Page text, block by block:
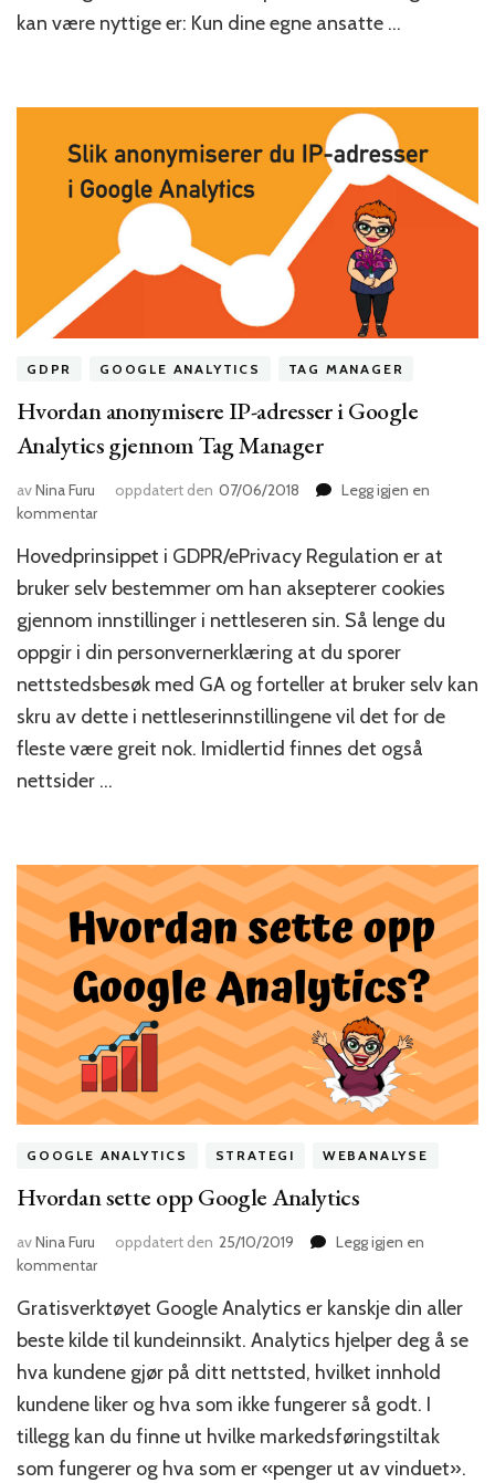
kan være nyttige er: Kun dine egne ansatte …
GDPR GOOGLE ANALYTICS TAG MANAGER
Hvordan anonymisere IP-adresser i Google
Analytics gjennom Tag Manager
avNina Furu oppdatert den 07/06/2018
Legg igjen en
kommentartil
anonymisere
IP-
i
Google
Analytics
gjennom
Tag
Manager
Hovedprinsippet i GDPR/ePrivacy Regulation er at
bruker selv bestemmer om han aksepterer cookies
gjennom innstillinger i nettleseren sin. Så lenge du
oppgir i din personvernerklæring at du sporer
nettstedsbesøk med GA og forteller at bruker selv kan
skru av dette i nettleserinnstillingene vil det for de
fleste være greit nok. Imidlertid finnes det også
nettsider …
GOOGLE ANALYTICS STRATEGI WEBANALYSE
Hvordan sette opp Google Analytics
avNina Furu oppdatert den 25/10/2019
Legg igjen en
kommentartil
sette
opp
Analytics
Gratisverktøyet Google Analytics er kanskje din aller
beste kilde til kundeinnsikt. Analytics hjelper deg å se
hva kundene gjør på ditt nettsted, hvilket innhold
kundene liker og hva som ikke fungerer så godt. I
tillegg kan du finne ut hvilke markedsføringstiltak
som fungerer og hva som er «penger ut av vinduet».